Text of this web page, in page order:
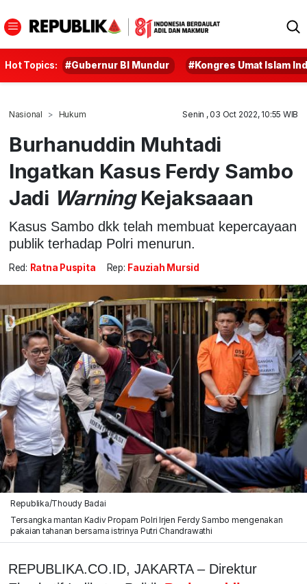
Hot Topics: #Gubernur BI Mundur #Kongres Umat Islam
Nasional Hukum Senin , 03 Oct 2022, 10:55 WIB
Burhanuddin Muhtadi
Ingatkan Kasus Ferdy Sambo
Jadi WarningKejaksaaan
Kasus Sambo dkk telah membuat kepercayaan
publik terhadap Polri menurun.
Red: Ratna Puspita Rep: Fauziah Mursid
Republika/Thoudy Badai
Tersangka mantan Kadiv Propam Polri Irjen Ferdy Sambo mengenakan
pakaian tahanan bersama istrinya Putri Chandrawathi
REPUBLIKA.CO.ID, JAKARTA – Direktur